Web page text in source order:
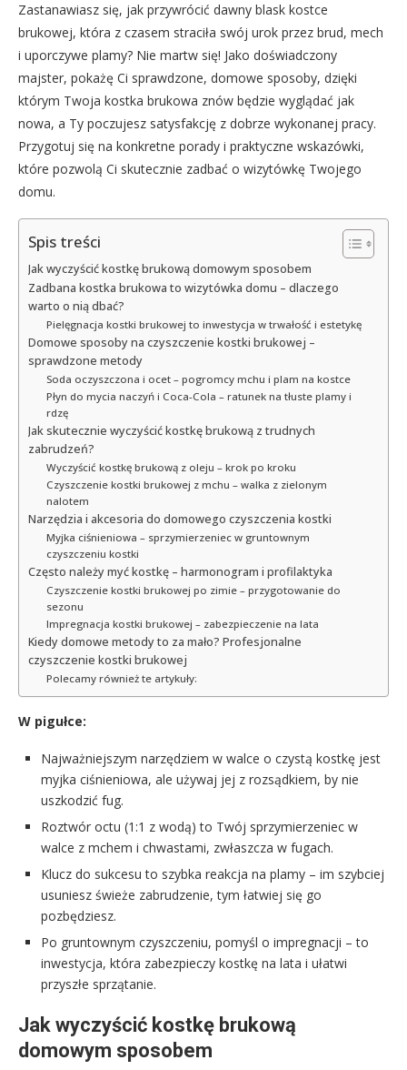
Zastanawiasz się, jak przywrócić dawny blask kostce
brukowej, która z czasem straciła swój urok przez brud, mech
i uporczywe plamy? Nie martw się! Jako doświadczony
majster, pokażę Ci sprawdzone, domowe sposoby, dzięki
którym Twoja kostka brukowa znów będzie wyglądać jak
nowa, a Ty poczujesz satysfakcję z dobrze wykonanej pracy.
Przygotuj się na konkretne porady i praktyczne wskazówki,
które pozwolą Ci skutecznie zadbać o wizytówkę Twojego
domu.
Spis treści
Jak wyczyścić kostkę brukową domowym sposobem
Zadbana kostka brukowa to wizytówka domu – dlaczego
warto o nią dbać?
Pielęgnacja kostki brukowej to inwestycja w trwałość i estetykę
Domowe sposoby na czyszczenie kostki brukowej –
sprawdzone metody
Soda oczyszczona i ocet – pogromcy mchu i plam na kostce
Płyn do mycia naczyń i Coca-Cola – ratunek na tłuste plamy i
rdzę
Jak skutecznie wyczyścić kostkę brukową z trudnych
zabrudzeń?
Wyczyścić kostkę brukową z oleju – krok po kroku
Czyszczenie kostki brukowej z mchu – walka z zielonym
nalotem
Narzędzia i akcesoria do domowego czyszczenia kostki
Myjka ciśnieniowa – sprzymierzeniec w gruntownym
czyszczeniu kostki
Często należy myć kostkę – harmonogram i profilaktyka
Czyszczenie kostki brukowej po zimie – przygotowanie do
sezonu
Impregnacja kostki brukowej – zabezpieczenie na lata
Kiedy domowe metody to za mało? Profesjonalne
czyszczenie kostki brukowej
Polecamy również te artykuły:
W pigułce:
Najważniejszym narzędziem w walce o czystą kostkę jest
myjka ciśnieniowa, ale używaj jej z rozsądkiem, by nie
uszkodzić fug.
Roztwór octu (1:1 z wodą) to Twój sprzymierzeniec w
walce z mchem i chwastami, zwłaszcza w fugach.
Klucz do sukcesu to szybka reakcja na plamy – im szybciej
usuniesz świeże zabrudzenie, tym łatwiej się go
pozbędziesz.
Po gruntownym czyszczeniu, pomyśl o impregnacji – to
inwestycja, która zabezpieczy kostkę na lata i ułatwi
przyszłe sprzątanie.
Jak wyczyścić kostkę brukową
domowym sposobem